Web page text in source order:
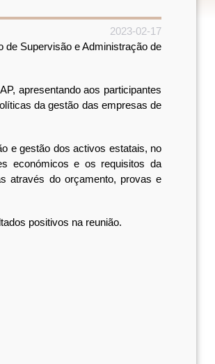
2023-02-17
Supervisão e Administração de
apresentando aos participantes
da gestão das empresas de
e gestão dos activos estatais, no
económicos e os requisitos da
através do orçamento, provas e
positivos na reunião.